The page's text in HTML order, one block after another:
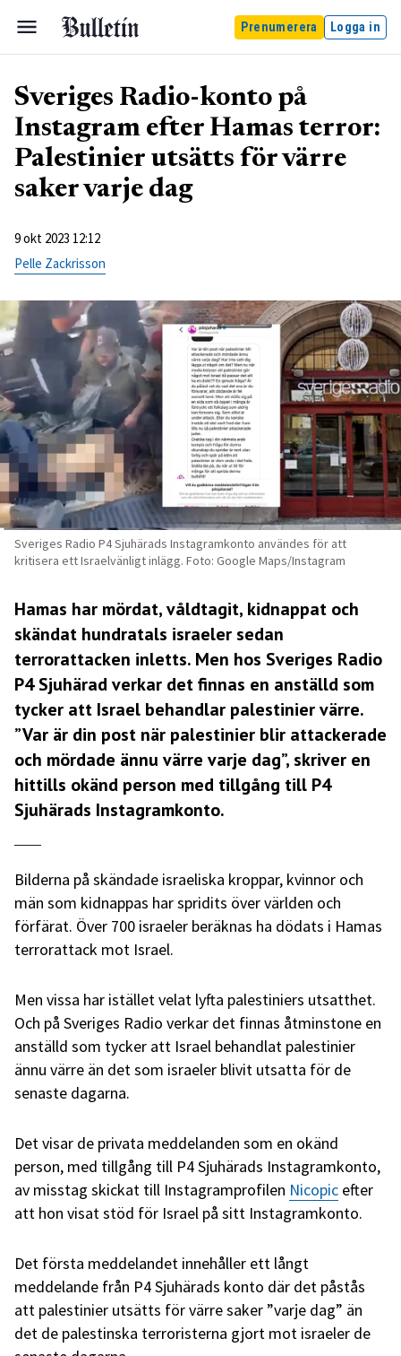
Prenumerera Logga in
Sveriges Radio-konto på
Instagram efter Hamas terror:
Palestinier utsätts för värre
saker varje dag
9 okt 2023 12:12
Pelle Zackrisson
Sveriges Radio P4 Sjuhärads Instagramkonto användes för att
kritisera ett Israelvänligt inlägg. Foto: Google Maps/Instagram
Hamas har mördat, våldtagit, kidnappat och
skändat hundratals israeler sedan
terrorattacken inletts. Men hos Sveriges Radio
P4 Sjuhärad verkar det finnas en anställd som
tycker att Israel behandlar palestinier värre.
”Var är din post när palestinier blir attackerade
och mördade ännu värre varje dag”, skriver en
hittills okänd person med tillgång till P4
Sjuhärads Instagramkonto.
Bilderna på skändade israeliska kroppar, kvinnor och
män som kidnappas har spridits över världen och
förfärat. Över 700 israeler beräknas ha dödats i Hamas
terrorattack mot Israel.
Men vissa har istället velat lyfta palestiniers utsatthet.
Och på Sveriges Radio verkar det finnas åtminstone en
anställd som tycker att Israel behandlat palestinier
ännu värre än det som israeler blivit utsatta för de
senaste dagarna.
Det visar de privata meddelanden som en okänd
person, med tillgång till P4 Sjuhärads Instagramkonto,
av misstag skickat till Instagramprofilen Nicopic efter
att hon visat stöd för Israel på sitt Instagramkonto.
Det första meddelandet innehåller ett långt
meddelande från P4 Sjuhärads konto där det påstås
att palestinier utsätts för värre saker ”varje dag” än
det de palestinska terroristerna gjort mot israeler de